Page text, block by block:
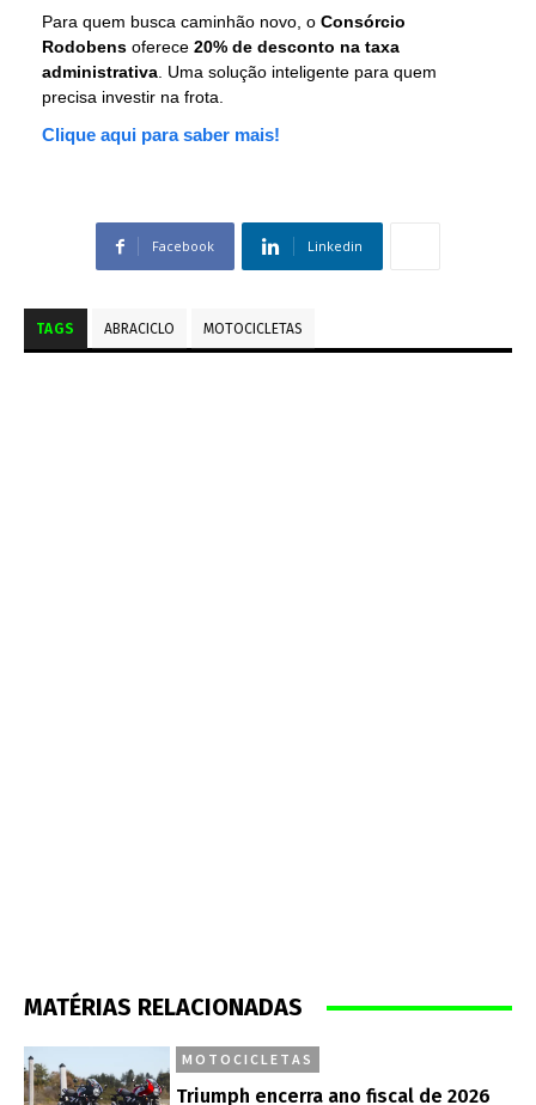
Para quem busca caminhão novo, o Consórcio
Rodobens oferece 20% de desconto na taxa
administrativa . Uma solução inteligente para quem
precisa investir na frota.
Clique aqui para saber mais!
Facebook Linkedin
TAGS ABRACICLO MOTOCICLETAS
MATÉRIAS RELACIONADAS
MOTOCICLETAS
Triumph encerra ano fiscal de 2026